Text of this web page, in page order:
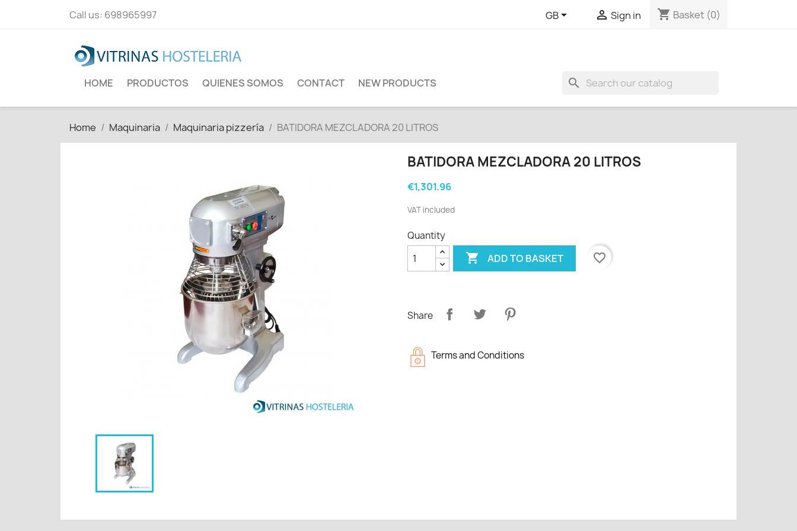
Call us: 698965997 GB  Sign in shopping_cart Basket (0)
HOME PRODUCTOS QUIENES SOMOS CONTACT NEW PRODUCTS search
Home Maquinaria Maquinaria pizzería BATIDORA MEZCLADORA 20 LITROS
BATIDORA MEZCLADORA 20 LITROS
€1,301.96
VAT included
Quantity
 ADD TO BASKET favorite_border
Share
Terms and Conditions